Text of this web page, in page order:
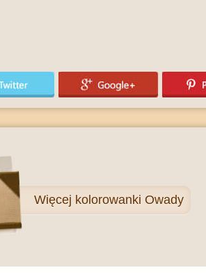
Więcej kolorowanki Owady